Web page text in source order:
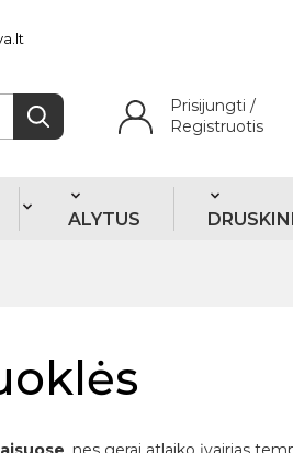
Prisijungti /
Registruotis
ALYTUS